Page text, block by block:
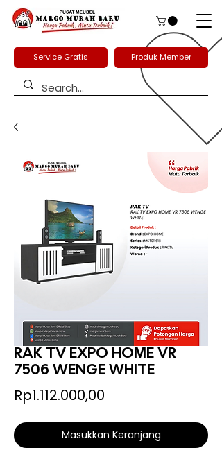
Service Gratis Produk Member
RAK TV EXPO HOME VR
7506 WENGE WHITE
Rp1.112.000,00
Masukkan Keranjang